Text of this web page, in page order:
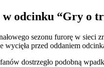
odcinku “Gry o
sezonu furorę w
wycięła przed oddaniem
dostrzegło podobną